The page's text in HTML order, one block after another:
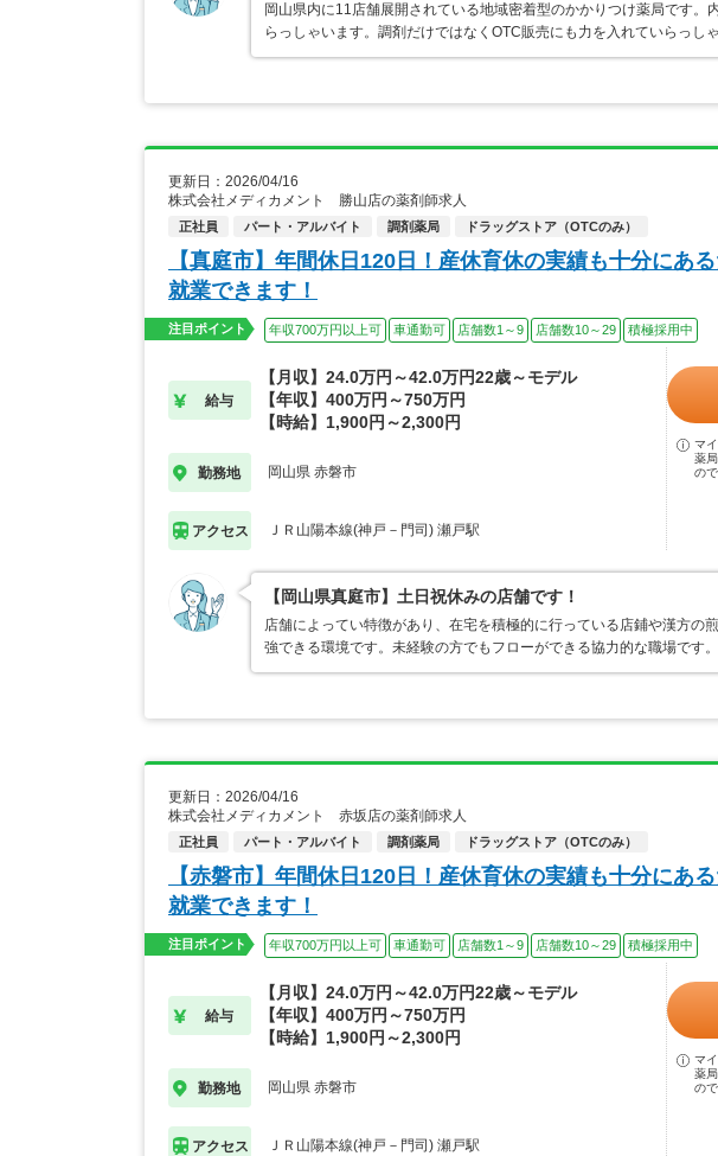
岡山県内に11店舗展開されている地域密着型のかかりつけ薬局です
らっしゃいます。調剤だけではなくOTC販売にも力を入れていらっし
更新日：2026/04/16
株式会社メディカメント 勝山店の薬剤師求人
正社員 パート・アルバイト 調剤薬局 ドラッグストア（OTCのみ）
【真庭市】年間休日120日！産休育休の実績も十分にあ
就業できます！
注目ポイント 年収700万円以上可 車通勤可 店舗数1～9 店舗数10～29 積極採用中
給与
【月収】24.0万円～42.0万円22歳～モデル
【年収】400万円～750万円
【時給】1,900円～2,300円
勤務地 岡山県 赤磐市
アクセス ＪＲ山陽本線(神戸－門司) 瀬戸駅
マ
薬
の
【岡山県真庭市】土日祝休みの店舗です！
店舗によってい特徴があり、在宅を積極的に行っている店鋪や漢方の
強できる環境です。未経験の方でもフローができる協力的な職場です。
更新日：2026/04/16
株式会社メディカメント 赤坂店の薬剤師求人
正社員 パート・アルバイト 調剤薬局 ドラッグストア（OTCのみ）
【赤磐市】年間休日120日！産休育休の実績も十分にあ
就業できます！
注目ポイント 年収700万円以上可 車通勤可 店舗数1～9 店舗数10～29 積極採用中
給与
【月収】24.0万円～42.0万円22歳～モデル
【年収】400万円～750万円
【時給】1,900円～2,300円
勤務地 岡山県 赤磐市
アクセス ＪＲ山陽本線(神戸－門司) 瀬戸駅
マ
薬
の